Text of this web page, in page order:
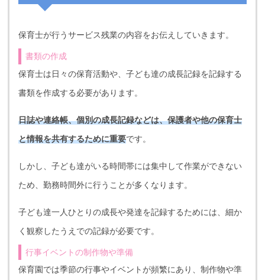
保育士が行うサービス残業の内容をお伝えしていきます。
書類の作成
保育士は日々の保育活動や、子ども達の成長記録を記録する
書類を作成する必要があります。
日誌や連絡帳、個別の成長記録などは、保護者や他の保育士
と情報を共有するために重要です。
しかし、子ども達がいる時間帯には集中して作業ができない
ため、勤務時間外に行うことが多くなります。
子ども達一人ひとりの成長や発達を記録するためには、細か
く観察したうえでの記録が必要です。
行事イベントの制作物や準備
保育園では季節の行事やイベントが頻繁にあり、制作物や準